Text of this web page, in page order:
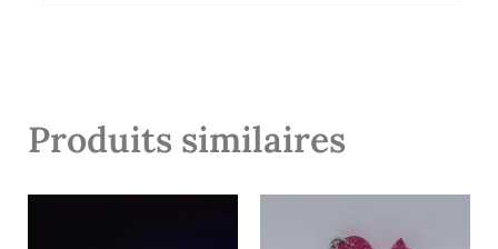
Produits similaires